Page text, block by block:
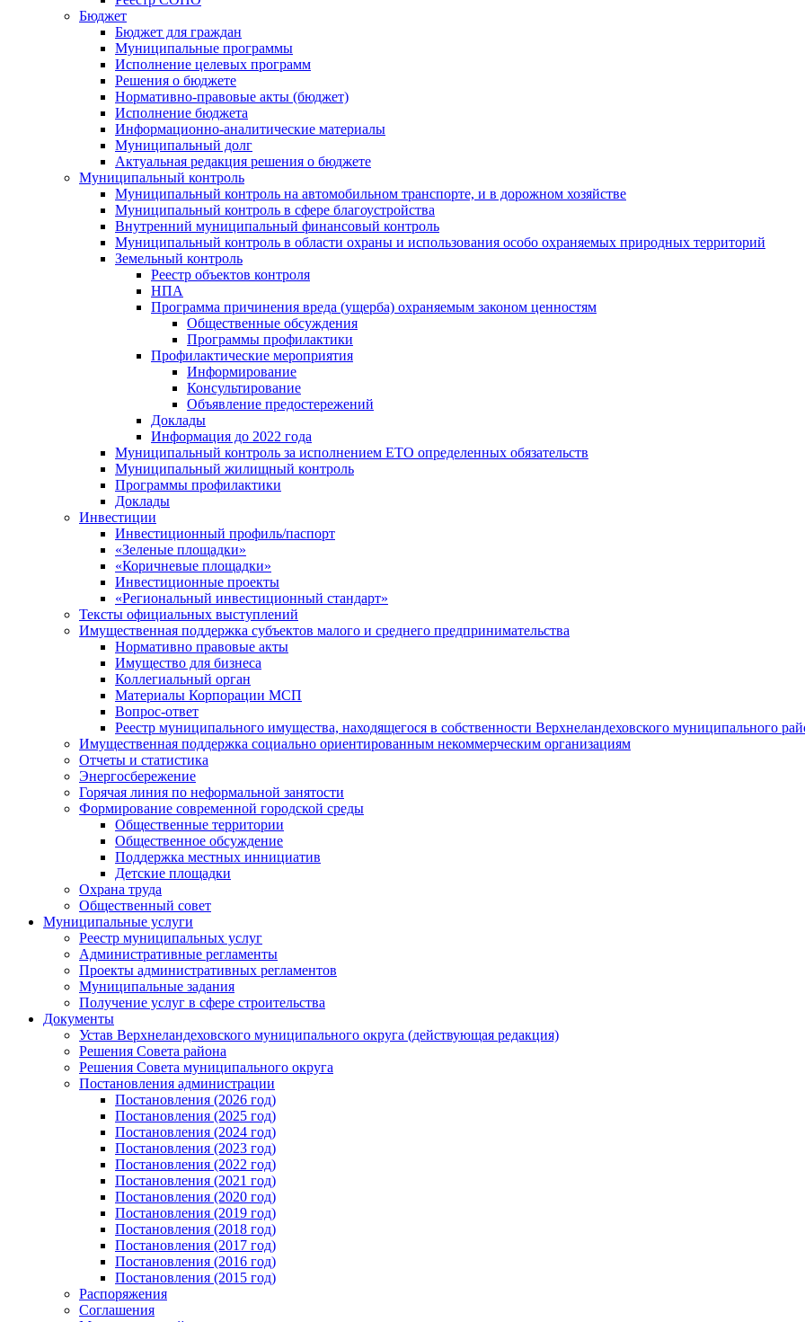
Бюджет
Бюджет для граждан
Муниципальные программы
Исполнение целевых программ
Решения о бюджете
Нормативно-правовые акты (бюджет)
Исполнение бюджета
Информационно-аналитические материалы
Муниципальный долг
Актуальная редакция решения о бюджете
Муниципальный контроль
Муниципальный контроль на автомобильном транспорте, и в дорожном хозяйстве
Муниципальный контроль в сфере благоустройства
Внутренний муниципальный финансовый контроль
Муниципальный контроль в области охраны и использования особо охраняемых природных территорий
Земельный контроль
Реестр объектов контроля
НПА
Программа причинения вреда (ущерба) охраняемым законом ценностям
Общественные обсуждения
Программы профилактики
Профилактические мероприятия
Информирование
Консультирование
Объявление предостережений
Доклады
Информация до 2022 года
Муниципальный контроль за исполнением ЕТО определенных обязательств
Муниципальный жилищный контроль
Программы профилактики
Доклады
Инвестиции
Инвестиционный профиль/паспорт
«Зеленые площадки»
«Коричневые площадки»
Инвестиционные проекты
«Региональный инвестиционный стандарт»
Тексты официальных выступлений
Имущественная поддержка субъектов малого и среднего предпринимательства
Нормативно правовые акты
Имущество для бизнеса
Коллегиальный орган
Материалы Корпорации МСП
Вопрос-ответ
Реестр муниципального имущества, находящегося в собственности Верхнеландеховского муниципального
Имущественная поддержка социально ориентированным некоммерческим организациям
Отчеты и статистика
Энергосбережение
Горячая линия по неформальной занятости
Формирование современной городской среды
Общественные территории
Общественное обсуждение
Поддержка местных иннициатив
Детские площадки
Охрана труда
Общественный совет
Муниципальные услуги
Реестр муниципальных услуг
Административные регламенты
Проекты административных регламентов
Муниципальные задания
Получение услуг в сфере строительства
Документы
Устав Верхнеландеховского муниципального округа (действующая редакция)
Решения Совета района
Решения Совета муниципального округа
Постановления администрации
Постановления (2026 год)
Постановления (2025 год)
Постановления (2024 год)
Постановления (2023 год)
Постановления (2022 год)
Постановления (2021 год)
Постановления (2020 год)
Постановления (2019 год)
Постановления (2018 год)
Постановления (2017 год)
Постановления (2016 год)
Постановления (2015 год)
Распоряжения
Соглашения